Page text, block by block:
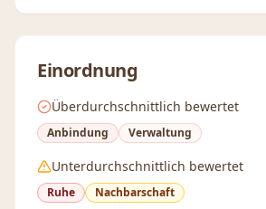
Einordnung
Überdurchschnittlich bewertet
Anbindung Verwaltung
Unterdurchschnittlich bewertet
Ruhe Nachbarschaft